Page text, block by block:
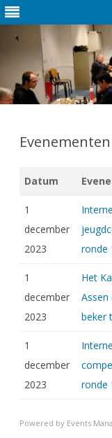
Datum
1
december
2023
Interne
ronde
1
december
2023
Het
Assen
beker
1
december
2023
Interne
ronde
Powered by Events